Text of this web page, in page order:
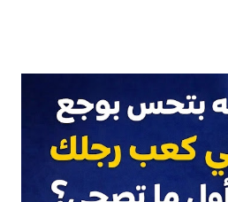
بسرعة 🫀 لو مريض ضغط: الموضوع يعتمد على: هل
للكافيين 🧠 مين لازم ياخد باله؟
السن اللي بيحسوا بخفقان بعد القهوة
❤️ القهوة مفيدة ولا مضرة للقلب؟
إن القهوة باعتدال: ممكن تقلل خطر